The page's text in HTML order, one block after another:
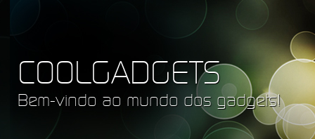
COOLGADGETS
Bem-vindo ao mundo dos gadgets!